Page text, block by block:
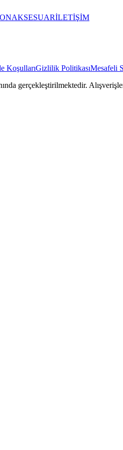
AKSESUARİLETİŞİM
KoşullarıGizlilik PolitikasıMesafeli
gerçekleştirilmektedir.